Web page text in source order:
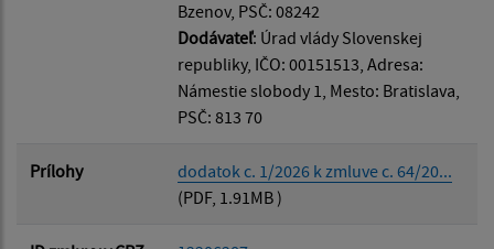
Bzenov, PSČ: 08242
Dodávateľ: Úrad vlády Slovenskej
republiky, IČO: 00151513, Adresa:
Námestie slobody 1, Mesto: Bratislava,
PSČ: 813 70
Prílohy
dodatok c. 1/2026 k zmluve c. 64/20...
(PDF, 1.91MB )